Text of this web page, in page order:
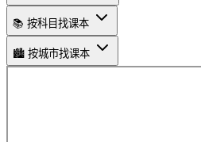
📚 按科目找课本
🏙️ 按城市找课本